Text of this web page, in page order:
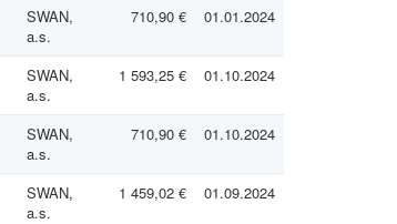
SWAN,
a.s.
710,90 € 01.01.2024
SWAN,
a.s.
1 593,25 € 01.10.2024
SWAN,
a.s.
710,90 € 01.10.2024
SWAN,
a.s.
1 459,02 € 01.09.2024